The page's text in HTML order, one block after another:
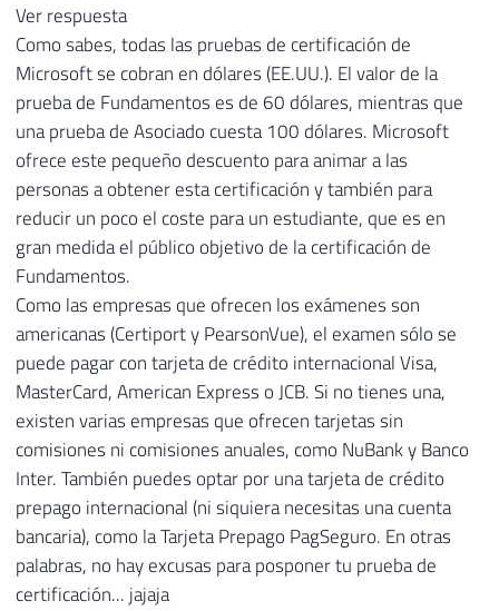
Ver respuesta
Como sabes, todas las pruebas de certificación de
Microsoft se cobran en dólares (EE.UU.). El valor de la
prueba de Fundamentos es de 60 dólares, mientras que
una prueba de Asociado cuesta 100 dólares. Microsoft
ofrece este pequeño descuento para animar a las
personas a obtener esta certificación y también para
reducir un poco el coste para un estudiante, que es en
gran medida el público objetivo de la certificación de
Fundamentos.
Como las empresas que ofrecen los exámenes son
americanas (Certiport y PearsonVue), el examen sólo se
puede pagar con tarjeta de crédito internacional Visa,
MasterCard, American Express o JCB. Si no tienes una,
existen varias empresas que ofrecen tarjetas sin
comisiones ni comisiones anuales, como NuBank y Banco
Inter. También puedes optar por una tarjeta de crédito
prepago internacional (ni siquiera necesitas una cuenta
bancaria), como la Tarjeta Prepago PagSeguro. En otras
palabras, no hay excusas para posponer tu prueba de
certificación... jajaja